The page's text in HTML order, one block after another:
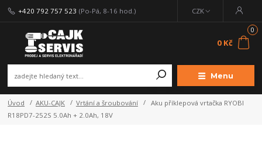
Menu
CZK
+420 792 757 523 (Po-Pá, 8-16 hod.)
0
0 Kč
Úvod AKU-CAJK Vrtání a šroubování
Aku příklepová vrtačka RYOBI
R18PD7-252S 5.0Ah + 2.0Ah, 18V